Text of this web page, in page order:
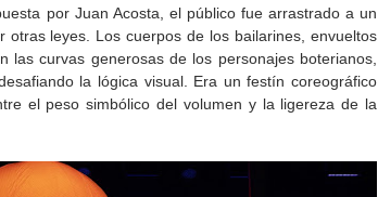
por Juan Acosta, el público fue arrastrado a un
leyes. Los cuerpos de los bailarines, envueltos
las curvas generosas de los personajes boterianos,
la lógica visual. Era un festín coreográfico
el peso simbólico del volumen y la ligereza de la